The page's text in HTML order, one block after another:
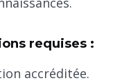
requises :
accréditée.